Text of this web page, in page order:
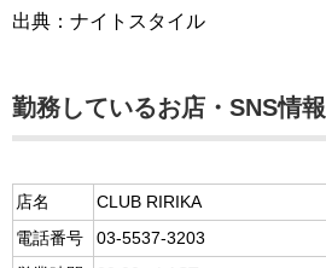
出典：ナイトスタイル
勤務しているお店・SNS情報
店名
CLUB RIRIKA
電話番号
03-5537-3203